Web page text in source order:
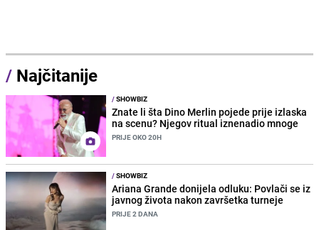
/ Najčitanije
/SHOWBIZ
Znate li šta Dino Merlin pojede prije izlaska
na scenu? Njegov ritual iznenadio mnoge
PRIJE OKO 20H
/SHOWBIZ
Ariana Grande donijela odluku: Povlači se iz
javnog života nakon završetka turneje
PRIJE 2 DANA